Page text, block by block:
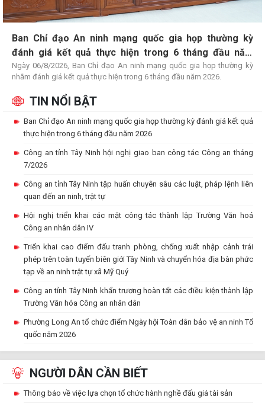
Ban Chỉ đạo An ninh mạng quốc gia họp thường kỳ
đánh giá kết quả thực hiện trong 6 tháng đầu năm
2026
Ngày 06/8/2026, Ban Chỉ đạo An ninh mạng quốc gia họp thường kỳ
nhằm đánh giá kết quả thực hiện trong 6 tháng đầu năm 2026.
TIN NỔI BẬT
Ban Chỉ đạo An ninh mạng quốc gia họp thường kỳ đánh giá kết quả
thực hiện trong 6 tháng đầu năm 2026
Công an tỉnh Tây Ninh hội nghị giao ban công tác Công an tháng
7/2026
Công an tỉnh Tây Ninh tập huấn chuyên sâu các luật, pháp lệnh liên
quan đến an ninh, trật tự
Hội nghị triển khai các mặt công tác thành lập Trường Văn hoá
Công an nhân dân IV
Triển khai cao điểm đấu tranh phòng, chống xuất nhập cảnh trái
phép trên toàn tuyến biên giới Tây Ninh và chuyển hóa địa bàn phức
tạp về an ninh trật tự xã Mỹ Quý
Công an tỉnh Tây Ninh khẩn trương hoàn tất các điều kiện thành lập
Trường Văn hóa Công an nhân dân
Phường Long An tổ chức điểm Ngày hội Toàn dân bảo vệ an ninh Tổ
quốc năm 2026
Đảng ủy - Ban Giám đốc Công an tỉnh Tây Ninh Viếng Khu di tích
Tiểu ban bảo vệ Chính trị C51
liệt sĩ Ban An ninh Tây Ninh và thăm các Mẹ Việt Nam anh hùng và
NGƯỜI DÂN CẦN BIẾT
Thông báo về việc lựa chọn tổ chức hành nghề đấu giá tài sản